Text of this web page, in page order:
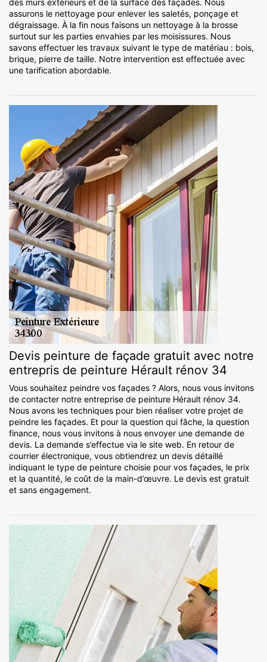
des murs extérieurs et de la surface des façades. Nous
assurons le nettoyage pour enlever les saletés, ponçage et
dégraissage. À la fin nous faisons un nettoyage à la brosse
surtout sur les parties envahies par les moisissures. Nous
savons effectuer les travaux suivant le type de matériau : bois,
brique, pierre de taille. Notre intervention est effectuée avec
une tarification abordable.
Devis peinture de façade gratuit avec notre
entrepris de peinture Hérault rénov 34
Vous souhaitez peindre vos façades ? Alors, nous vous invitons
de contacter notre entreprise de peinture Hérault rénov 34.
Nous avons les techniques pour bien réaliser votre projet de
peindre les façades. Et pour la question qui fâche, la question
finance, nous vous invitons à nous envoyer une demande de
devis. La demande s’effectue via le site web. En retour de
courrier électronique, vous obtiendrez un devis détaillé
indiquant le type de peinture choisie pour vos façades, le prix
et la quantité, le coût de la main-d’œuvre. Le devis est gratuit
et sans engagement.